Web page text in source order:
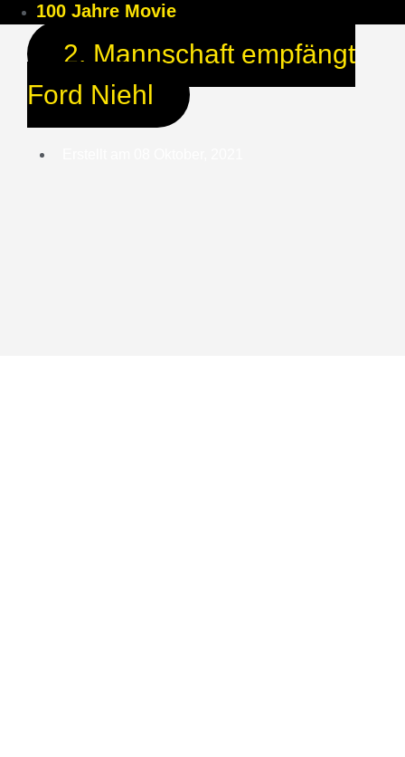
100 Jahre Movie
2. Mannschaft empfängt
Ford Niehl